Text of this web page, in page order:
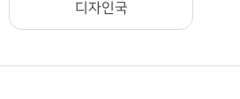
디자인국